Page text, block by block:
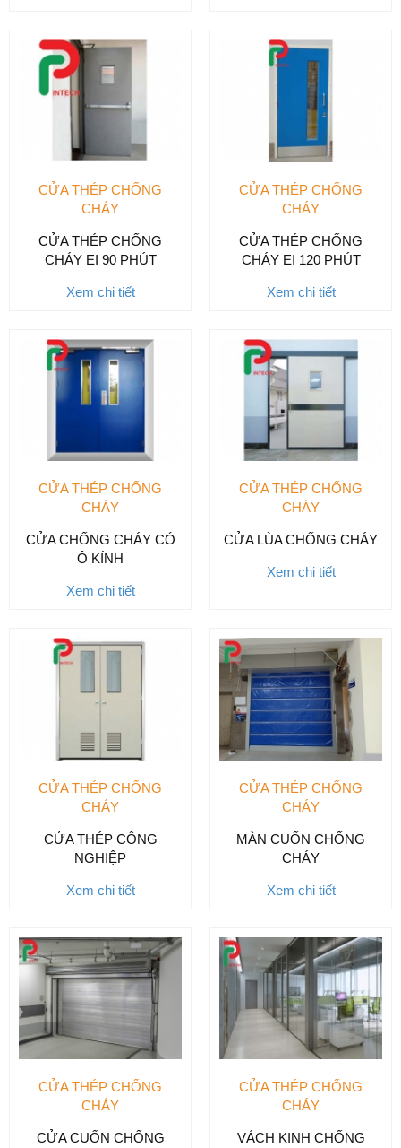
CỬA THÉP CHỐNG
CHÁY
CỬA THÉP CHỐNG
CHÁY EI 90 PHÚT
Xem chi tiết
CỬA THÉP CHỐNG
CHÁY
CỬA THÉP CHỐNG
CHÁY EI 120 PHÚT
Xem chi tiết
CỬA THÉP CHỐNG
CHÁY
CỬA CHỐNG CHÁY CÓ
Ô KÍNH
Xem chi tiết
CỬA THÉP CHỐNG
CHÁY
CỬA LÙA CHỐNG CHÁY
Xem chi tiết
CỬA THÉP CHỐNG
CHÁY
CỬA THÉP CÔNG
NGHIỆP
Xem chi tiết
CỬA THÉP CHỐNG
CHÁY
MÀN CUỐN CHỐNG
CHÁY
Xem chi tiết
CỬA THÉP CHỐNG
CHÁY
CỬA CUỐN CHỐNG
CỬA THÉP CHỐNG
CHÁY
VÁCH KINH CHỐNG